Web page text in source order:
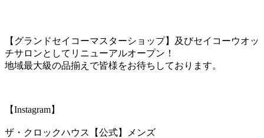
【グランドセイコーマスターショップ】及びセイコーウオッ
チサロンとしてリニューアルオープン！
地域最大級の品揃えで皆様をお待ちしております。
【Instagram】
ザ・クロックハウス【公式】メンズ